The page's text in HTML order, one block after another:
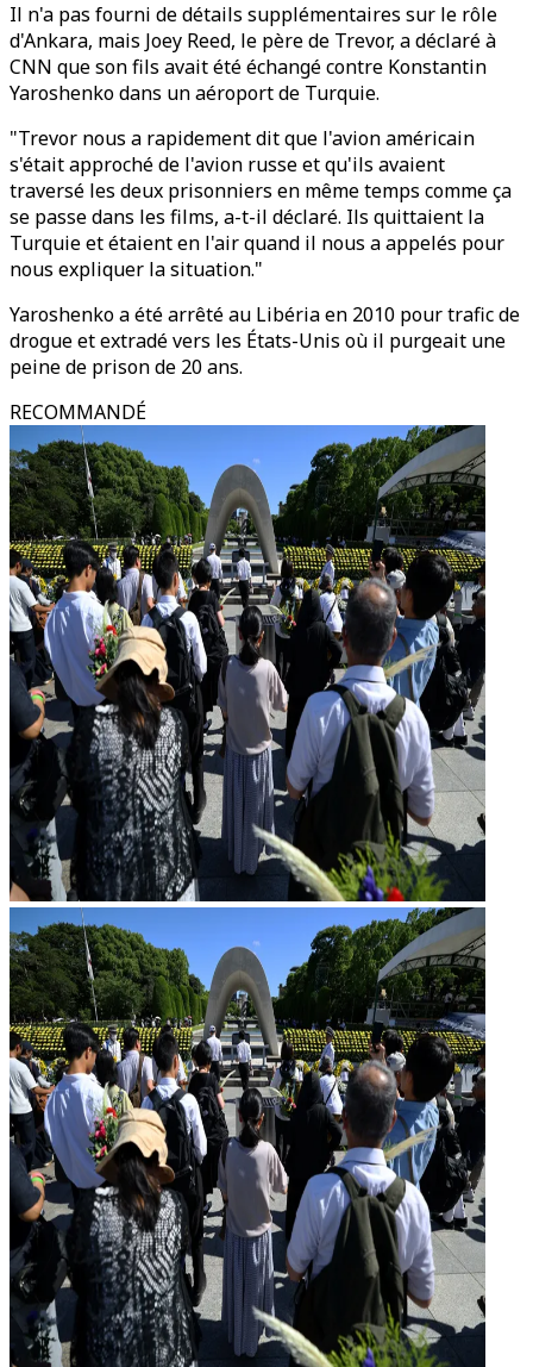
Il n'a pas fourni de détails supplémentaires sur le rôle
d'Ankara, mais Joey Reed, le père de Trevor, a déclaré à
CNN que son fils avait été échangé contre Konstantin
Yaroshenko dans un aéroport de Turquie.
"Trevor nous a rapidement dit que l'avion américain
s'était approché de l'avion russe et qu'ils avaient
traversé les deux prisonniers en même temps comme ça
se passe dans les films, a-t-il déclaré. Ils quittaient la
Turquie et étaient en l'air quand il nous a appelés pour
nous expliquer la situation."
Yaroshenko a été arrêté au Libéria en 2010 pour trafic de
drogue et extradé vers les États-Unis où il purgeait une
peine de prison de 20 ans.
RECOMMANDÉ